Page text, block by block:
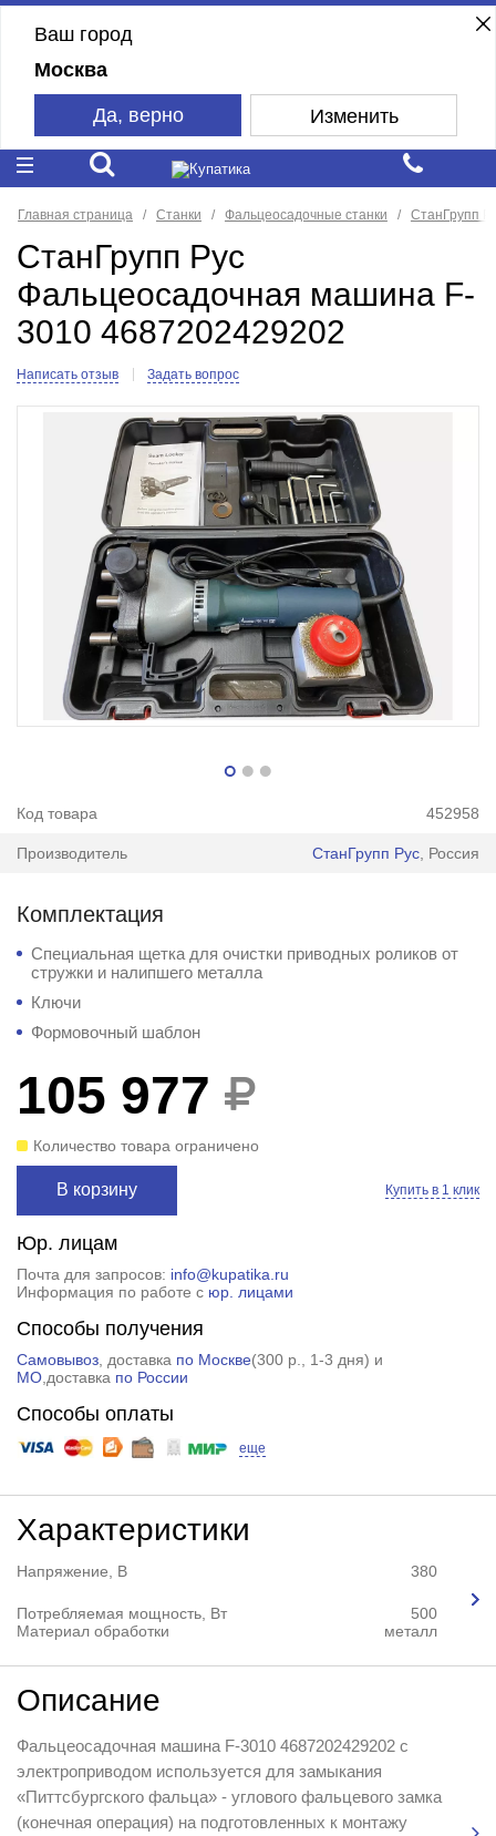
Ваш город
Москва
Да, верно Изменить
Главная страница Станки Фальцеосадочные станки СтанГрупп
СтанГрупп Рус
Фальцеосадочная машина F-
3010 4687202429202
Написать отзыв Задать вопрос
Код товара 452958
Производитель СтанГрупп Рус , Россия
Комплектация
Специальная щетка для очистки приводных роликов от
стружки и налипшего металла
Ключи
Формовочный шаблон
105 977
Количество товара ограничено
В корзину Купить в 1 клик
Юр. лицам
Почта для запросов: info@kupatika.ru
Информация по работе с юр. лицами
Способы получения
Самовывоз, доставка по Москве(300 р.
, 1-3 дня) и
МО,доставка по России
Способы оплаты
еще
Характеристики
Напряжение, В 380
Потребляемая мощность, Вт
500
Материал обработки
металл
Описание
Фальцеосадочная машина F-3010 4687202429202 с
электроприводом используется для замыкания
«Питтсбургского фальца» - углового фальцевого замка
(конечная операция) на подготовленных к монтажу